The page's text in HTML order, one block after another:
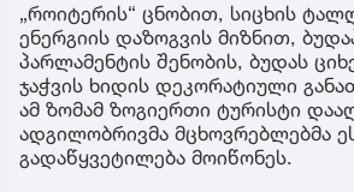
„როიტერის“ ცნობით, სიცხის
ენერგიის დაზოგვის მიზნით,
პარლამენტის შენობის, ბუდას
ჯაჭვის ხიდის დეკორატიული
ამ ზომამ ზოგიერთი ტურისტი
ადგილობრივმა მცხოვრებლებმა
გადაწყვეტილება მოიწონეს.